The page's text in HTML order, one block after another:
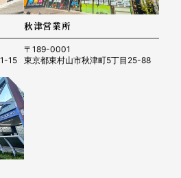
15
秋津営業所
〒189-0001
東京都東村山市秋津町5丁目25-88